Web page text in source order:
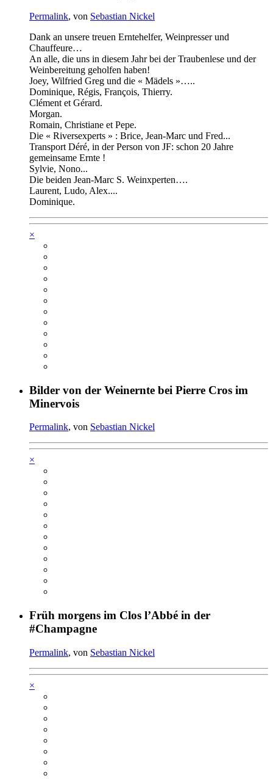
Permalink, von Sebastian Nickel
Dank an unsere treuen Erntehelfer, Weinpresser und
Chauffeure…
An alle, die uns in diesem Jahr bei der Traubenlese und der
Weinbereitung geholfen haben!
Joey, Wilfried Greg und die « Mädels »…..
Dominique, Régis, François, Thierry.
Clément et Gérard.
Morgan.
Romain, Christiane et Pepe.
Die « Riversexperts » : Brice, Jean-Marc und Fred...
Transport Déré, in der Person von JF: schon 20 Jahre
gemeinsame Ernte !
Sylvie, Nono...
Die beiden Jean-Marc S. Weinxperten….
Laurent, Ludo, Alex....
Dominique.
×
Bilder von der Weinernte bei Pierre Cros im
Minervois
Permalink, von Sebastian Nickel
×
Früh morgens im Clos l’Abbé in der
#Champagne
Permalink, von Sebastian Nickel
×